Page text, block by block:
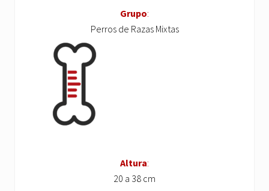
Grupo:
Perros de Razas Mixtas
Altura:
20 a 38 cm